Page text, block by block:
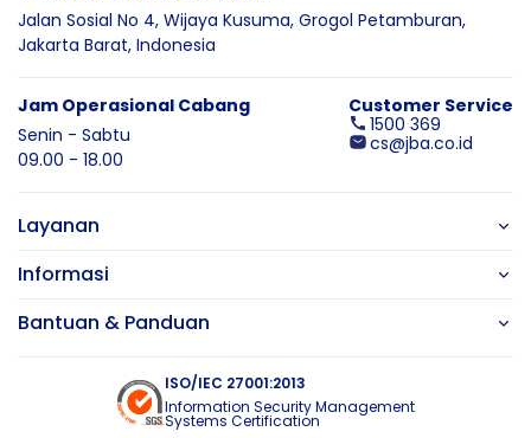
Jalan Sosial No 4, Wijaya Kusuma, Grogol Petamburan,
Jakarta Barat, Indonesia
Jam Operasional Cabang
Senin - Sabtu
09.00 - 18.00
Customer Service
1500 369
cs@jba.co.id
Layanan
Informasi
Bantuan & Panduan
ISO/IEC 27001:2013
Information Security Management
Systems Certification